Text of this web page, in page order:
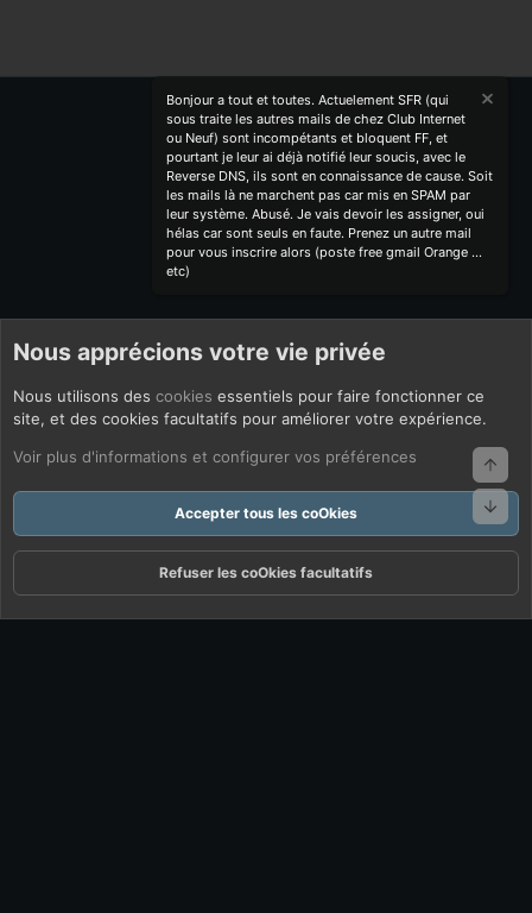
Bonjour a tout et toutes. Actuelement SFR (qui
sous traite les autres mails de chez Club Internet
ou Neuf) sont incompétants et bloquent FF, et
pourtant je leur ai déjà notifié leur soucis, avec le
Reverse DNS, ils sont en connaissance de cause. Soit
les mails là ne marchent pas car mis en SPAM par
leur système. Abusé. Je vais devoir les assigner, oui
hélas car sont seuls en faute. Prenez un autre mail
pour vous inscrire alors (poste free gmail Orange ...
etc)
Nous apprécions votre vie privée
Nous utilisons des cookies essentiels pour faire fonctionner ce
site, et des cookies facultatifs pour améliorer votre expérience.
Voir plus d'informations et configurer vos préférences
Accepter tous les coOkies
Refuser les coOkies facultatifs